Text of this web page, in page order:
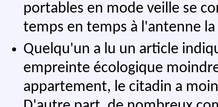
portables en mode veille se
temps en temps à l'antenne
Quelqu'un a lu un article
empreinte écologique
appartement, le citadin a